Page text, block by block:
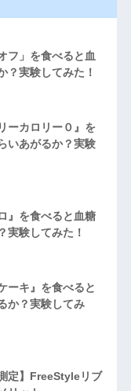
フ」を食べると血
？実験してみた！
ーカロリー０』を
いあがるか？実験
』を食べると血糖
実験してみた！
ーキ』を食べると
か？実験してみ
定】FreeStyleリブ